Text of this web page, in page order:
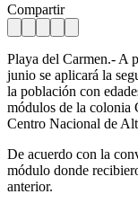
Compartir
Playa del Carmen.- A
junio se aplicará la
la población con
módulos de la colonia
Centro Nacional de
De acuerdo con la
módulo donde
anterior.